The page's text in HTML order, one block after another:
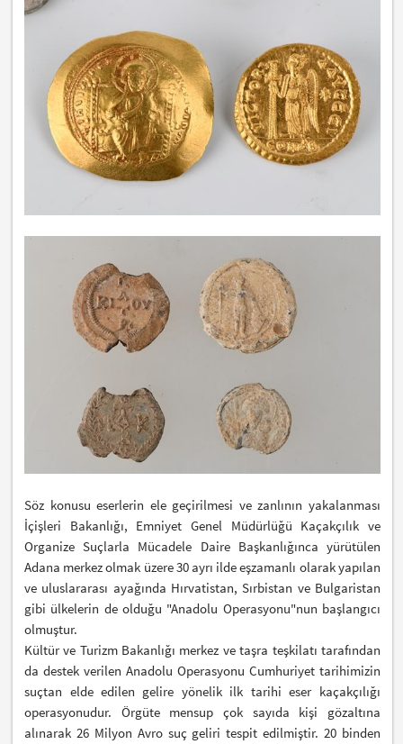
Söz konusu eserlerin ele geçirilmesi ve zanlının yakalanması
İçişleri Bakanlığı, Emniyet Genel Müdürlüğü Kaçakçılık ve
Organize Suçlarla Mücadele Daire Başkanlığınca yürütülen
Adana merkez olmak üzere 30 ayrı ilde eşzamanlı olarak yapılan
ve uluslararası ayağında Hırvatistan, Sırbistan ve Bulgaristan
gibi ülkelerin de olduğu "Anadolu Operasyonu"nun başlangıcı
olmuştur.
Kültür ve Turizm Bakanlığı merkez ve taşra teşkilatı tarafından
da destek verilen Anadolu Operasyonu Cumhuriyet tarihimizin
suçtan elde edilen gelire yönelik ilk tarihi eser kaçakçılığı
operasyonudur. Örgüte mensup çok sayıda kişi gözaltına
alınarak 26 Milyon Avro suç geliri tespit edilmiştir. 20 binden